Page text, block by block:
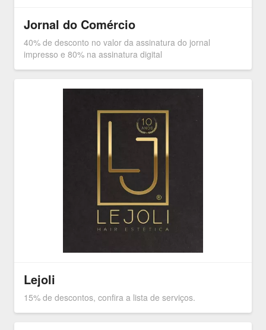
Jornal do Comércio
40% de desconto no valor da assinatura do jornal
impresso e 80% na assinatura digital
Lejoli
15% de descontos, confira a lista de serviços.